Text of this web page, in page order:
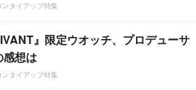
ンタイアップ特集
』限定ウオッチ、プロデューサ
感想は
ンタイアップ特集